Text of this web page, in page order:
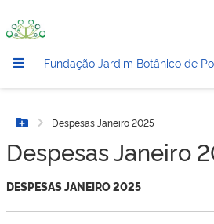
Fundação Jardim Botânico de
Botão Menu
Despesas Janeiro 2025
Despesas Janeiro
DESPESAS JANEIRO 2025